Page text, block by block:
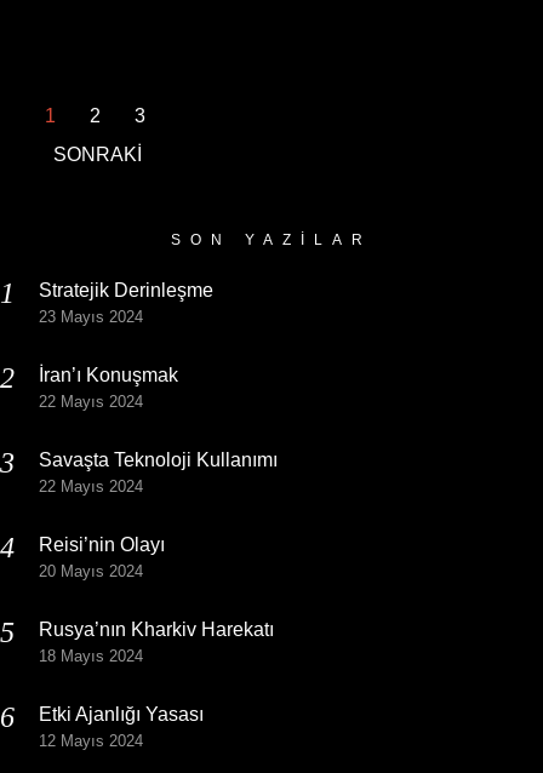
1 2
3
SONRAKİ
SON YAZILAR
Stratejik Derinleşme
23 Mayıs 2024
İran’ı Konuşmak
22 Mayıs 2024
Savaşta Teknoloji Kullanımı
22 Mayıs 2024
Reisi’nin Olayı
20 Mayıs 2024
Rusya’nın Kharkiv Harekatı
18 Mayıs 2024
Etki Ajanlığı Yasası
12 Mayıs 2024